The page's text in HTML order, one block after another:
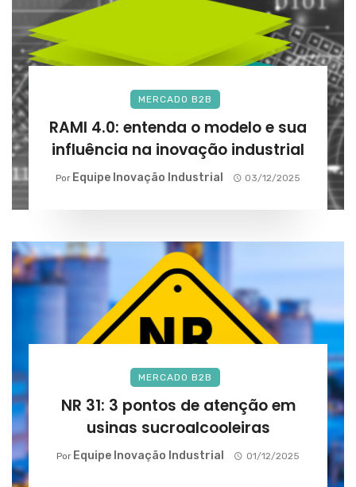
MERCADO B2B
RAMI 4.0: entenda o modelo e sua
influência na inovação industrial
Por Equipe Inovação Industrial 03/12/2025
MERCADO B2B
NR 31: 3 pontos de atenção em
usinas sucroalcooleiras
Por Equipe Inovação Industrial 01/12/2025